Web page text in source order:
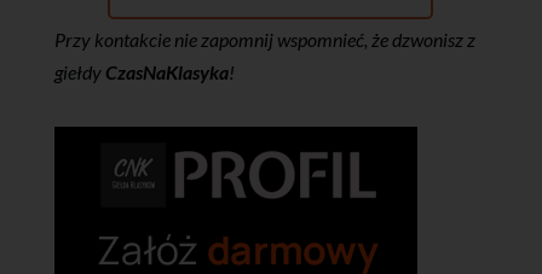
Przy kontakcie nie zapomnij wspomnieć, że dzwonisz z
giełdy CzasNaKlasyka!